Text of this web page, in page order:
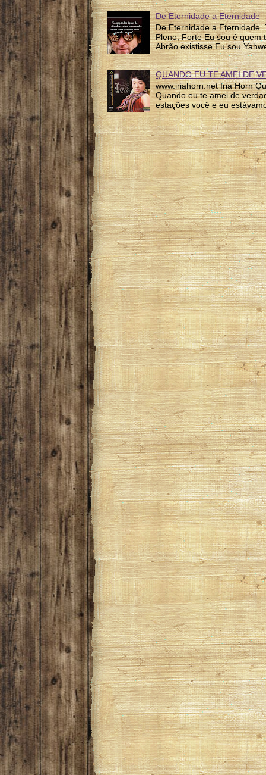
De Eternidade a Eternidade
De Eternidade a Eternidade
Pleno, Forte Eu sou é quem
Abrão existisse Eu sou
QUANDO EU TE AMEI DE
www.iriahorn.net Iria Horn
Quando eu te amei de
estações você e eu